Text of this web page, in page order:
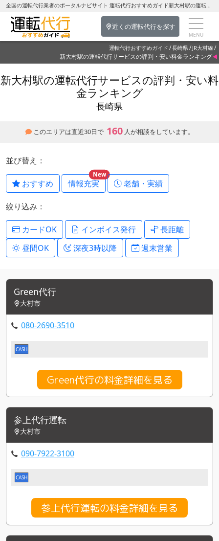
全国の運転代行業者のポータルナビサイト 運転代行おすすめガイド新大村駅の運転代行を探す-長崎県の運転代行
近くの運転代行を探す
運転代行おすすめガイド 長崎県 JR大村線
新大村駅の運転代行サービスの評判・安い料金ランキング
新大村駅の運転代行サービスの評判・安い料
金ランキング
長崎県
このエリアは直近30日で 160 人が相談をしています。
並び替え：
おすすめ 情報充実
New
老舗・実績
絞り込み：
カードOK インボイス発行
長距離
昼間OK
深夜3時以降 週末営業
Green代行
大村市
080-2690-3510
CASH
Green代行の料金詳細を見る
参上代行運転
大村市
090-7922-3100
CASH
参上代行運転の料金詳細を見る